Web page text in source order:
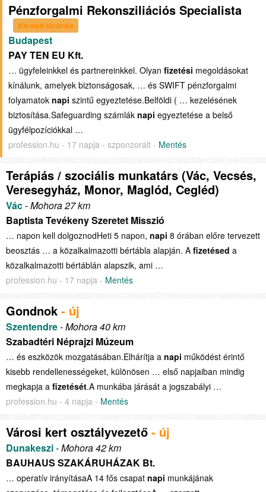
Pénzforgalmi Rekonsziliációs Specialista
Kiemelt hirdetés
Budapest
PAY TEN EU Kft.
… ügyfeleinkkel és partnereinkkel. Olyan fizetési megoldásokat
kínálunk, amelyek biztonságosak, … és SWIFT pénzforgalmi
folyamatok napi szintű egyeztetése.Belföldi ( … kezelésének
biztosítása.Safeguarding számlák napi egyeztetése a belső
ügyfélpozíciókkal …
profession.hu - 17 napja - szponzorált - Mentés
Terápiás / szociális munkatárs (Vác, Vecsés,
Veresegyház, Monor, Maglód, Cegléd)
Vác- Mohora 27 km
Baptista Tevékeny Szeretet Misszió
… napon kell dolgoznodHeti 5 napon, napi 8 órában előre tervezett
beosztás … a közalkalmazotti bértábla alapján. A fizetésed a
közalkalmazotti bértáblán alapszik, ami …
profession.hu - 17 napja - Mentés
Gondnok - új
Szentendre- Mohora 40 km
Szabadtéri Néprajzi Múzeum
… és eszközök mozgatásában.Elhárítja a napi működést érintő
kisebb rendellenességeket, különösen … első napjaiban mindig
megkapja a fizetését.A munkába járását a jogszabályi …
profession.hu - 4 napja - Mentés
Városi kert osztályvezető - új
Dunakeszi- Mohora 42 km
BAUHAUS SZAKÁRUHÁZAK Bt.
… operatív irányításaA 14 fős csapat napi munkájának